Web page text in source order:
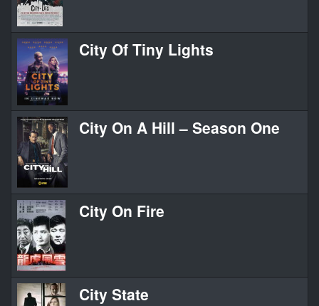
City Of Tiny Lights
City On A Hill – Season One
City On Fire
City State